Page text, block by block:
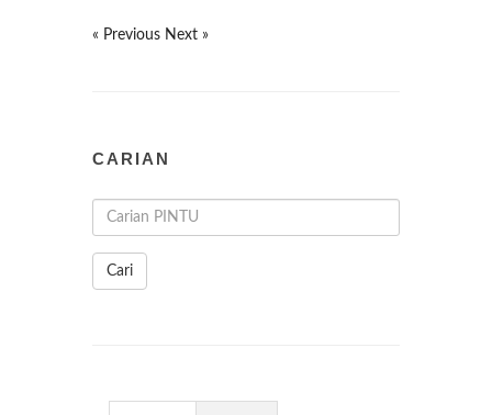
« Previous Next »
CARIAN
Cari